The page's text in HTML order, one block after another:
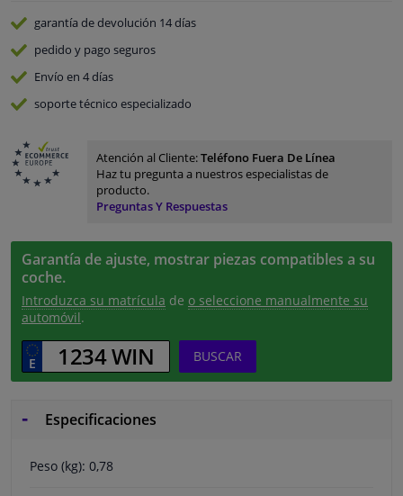
garantía de devolución 14 días
pedido y pago seguros
Envío en 4 días
soporte técnico especializado
Atención al Cliente:Teléfono Fuera De Línea
Haz tu pregunta a nuestros especialistas de
producto.
Preguntas Y Respuestas
Garantía de ajuste, mostrar piezas compatibles a su
coche.
Introduzca su matrícula de o seleccione manualmente su
automóvil.
BUSCAR
Especificaciones
Peso (kg): 0,78